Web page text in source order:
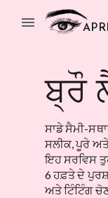
menu
ਬ੍ਰੌ
ਸਾਡੇ ਸੈਮੀ-
ਸਲੀਕ, ਪੂਰੇ
ਇਹ ਸਰਵਿਸ
6 ਹਫ਼ਤੇ ਦੇ
ਅਤੇ ਟਿੰਟਿੰਗ